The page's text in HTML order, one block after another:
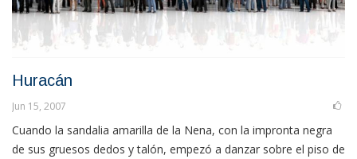
Huracán
Jun 15, 2007
Cuando la sandalia amarilla de la Nena, con la impronta negra
de sus gruesos dedos y talón, empezó a danzar sobre el piso de